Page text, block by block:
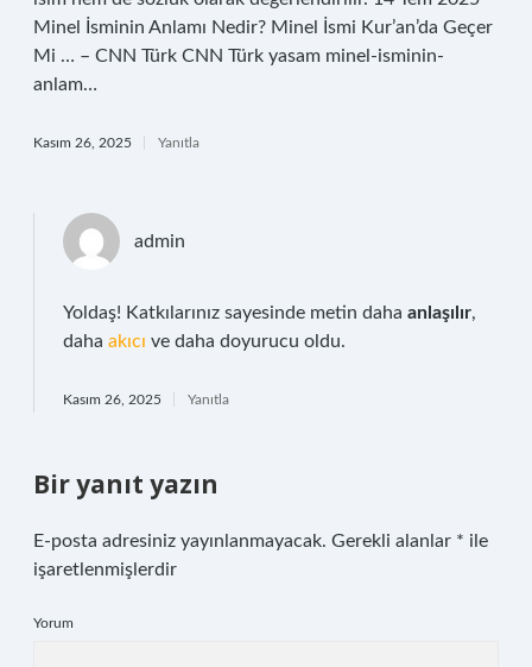
Minel İsminin Anlamı Nedir? Minel İsmi Kur’an’da Geçer
Mi … – CNN Türk CNN Türk yasam minel-isminin-
anlam…
Kasım 26, 2025 Yanıtla
admin
Yoldaş! Katkılarınız sayesinde metin daha anlaşılır,
daha akıcı ve daha doyurucu oldu.
Kasım 26, 2025 Yanıtla
Bir yanıt yazın
E-posta adresiniz yayınlanmayacak. Gerekli alanlar * ile
işaretlenmişlerdir
Yorum